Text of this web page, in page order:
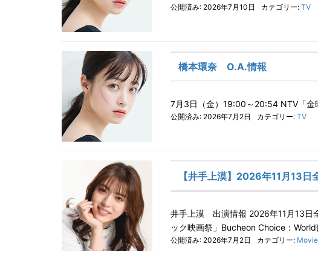
公開済み: 2026年7月10日 カテゴリー: TV
橋本環奈 O.A.情報
7月3日（金）19:00～20:54 NTV「金
公開済み: 2026年7月2日 カテゴリー: TV
【井手上漠】2026年11月13
井手上漠 出演情報 2026年11月13日
ック映画祭」Bucheon Choice：World
公開済み: 2026年7月2日 カテゴリー: Movie